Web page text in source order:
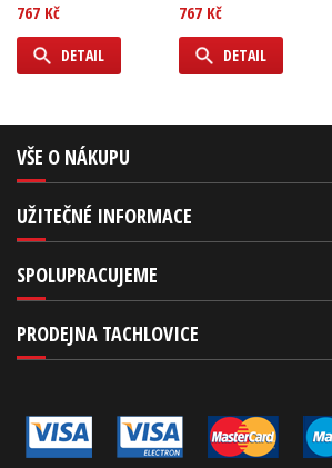
767 Kč
DETAIL
767 Kč
DETAIL
VŠE O NÁKUPU
UŽITEČNÉ INFORMACE
SPOLUPRACUJEME
PRODEJNA TACHLOVICE